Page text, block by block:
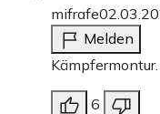
mifrafe
Melden
Kämpfermontur.
6